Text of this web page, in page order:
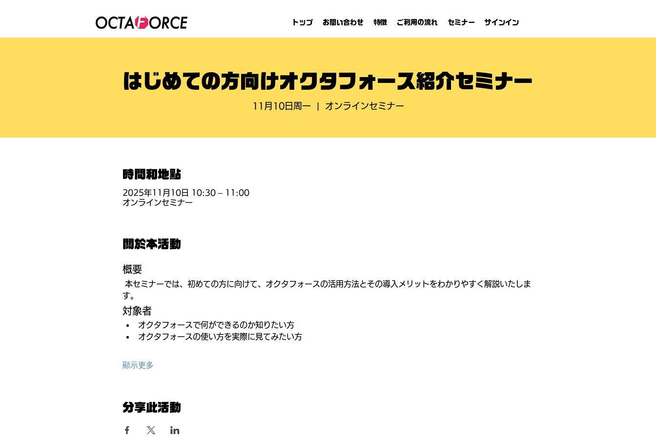
トップ お問い合わせ 特徴 ご利用の流れ セミナー サインイン
はじめての方向けオクタフォース紹介セミナー
11月10日周一
  |
オンラインセミナー
時間和地點
2025年11月10日 10:30 – 11:00
オンラインセミナー
關於本活動
概要
す。
対象者
オクタフォースで何ができるのか知りたい方
オクタフォースの使い方を実際に見てみたい方
顯示更多
分享此活動